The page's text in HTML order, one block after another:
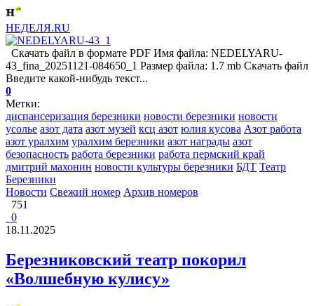
НЕДЕЛЯ.RU
Скачать файл в формате PDF Имя файла: NEDELYARU-
43_fina_20251121-084650_1 Размер файла: 1.7 mb Скачать файл
Введите какой-нибудь текст...
0
Метки:
диспансеризация березники новости березники новости
усолье азот дата азот музей ксц азот юлия кусова Азот работа
азот уралхим уралхим березники азот награды азот
безопасность работа березники работа пермский край
дмитрий махонин новости культуры березники БДТ Театр
Березники
Новости Свежий номер Архив номеров
751
0
18.11.2025
Березниковский театр покорил
«Волшебную кулису»